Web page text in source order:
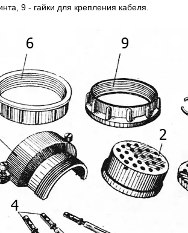
9 - гайки для крепления кабеля.